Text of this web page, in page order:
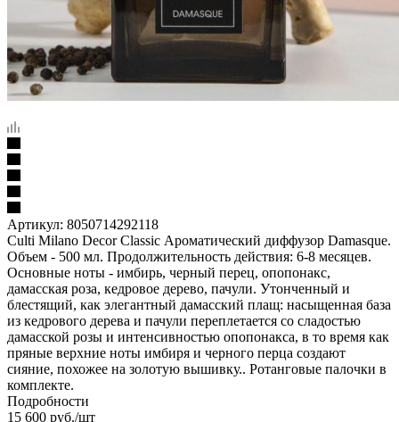
Артикул: 8050714292118
Culti Milano Decor Classic Ароматический диффузор Damasque.
Объем - 500 мл. Продолжительность действия: 6-8 месяцев.
Основные ноты - имбирь, черный перец, опопонакс,
дамасская роза, кедровое дерево, пачули. Утонченный и
блестящий, как элегантный дамасский плащ: насыщенная база
из кедрового дерева и пачули переплетается со сладостью
дамасской розы и интенсивностью опопонакса, в то время как
пряные верхние ноты имбиря и черного перца создают
сияние, похожее на золотую вышивку.. Ротанговые палочки в
комплекте.
Подробности
15 600 руб./шт